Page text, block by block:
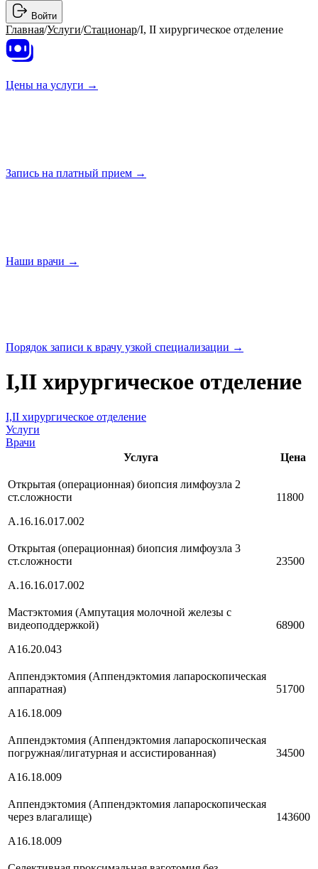
Войти
Главная/Услуги/Стационар/I, II хирургическое отделение
Цены на услуги →
Запись на платный прием →
Наши врачи →
Порядок записи к врачу узкой специализации →
I,II хирургическое отделение
I,II хирургическое отделение
Услуги
Врачи
Услуга
Цена
Открытая (операционная) биопсия лимфоузла 2
ст.сложности
А.16.16.017.002
11800
Открытая (операционная) биопсия лимфоузла 3
ст.сложности
А.16.16.017.002
23500
Мастэктомия (Ампутация молочной железы с
видеоподдержкой)
A16.20.043
68900
Аппендэктомия (Аппендэктомия лапароскопическая
аппаратная)
A16.18.009
51700
Аппендэктомия (Аппендэктомия лапароскопическая
погружная/лигатурная и ассистированная)
A16.18.009
34500
Аппендэктомия (Аппендэктомия лапароскопическая
через влагалище)
A16.18.009
143600